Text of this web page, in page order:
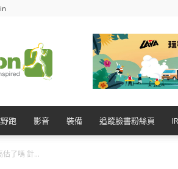
跑 影音 裝備 追蹤臉書粉絲頁
了嗎 針...